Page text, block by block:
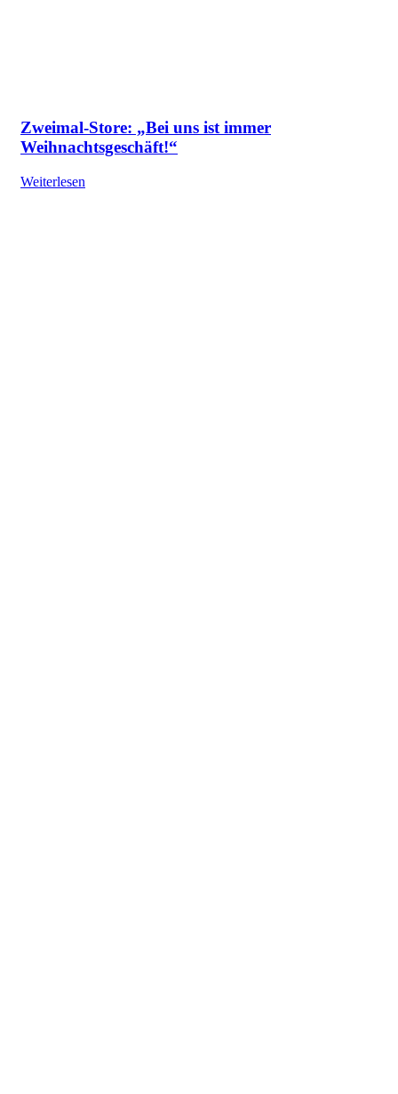
Zweimal-Store: „Bei uns ist immer
Weihnachtsgeschäft!“
Weiterlesen